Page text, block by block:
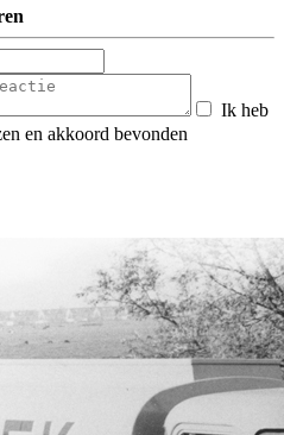
Ik heb
en akkoord bevonden